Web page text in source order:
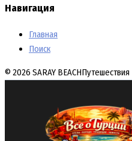
Навигация
Главная
Поиск
© 2026 SARAY BEACHПутешествия